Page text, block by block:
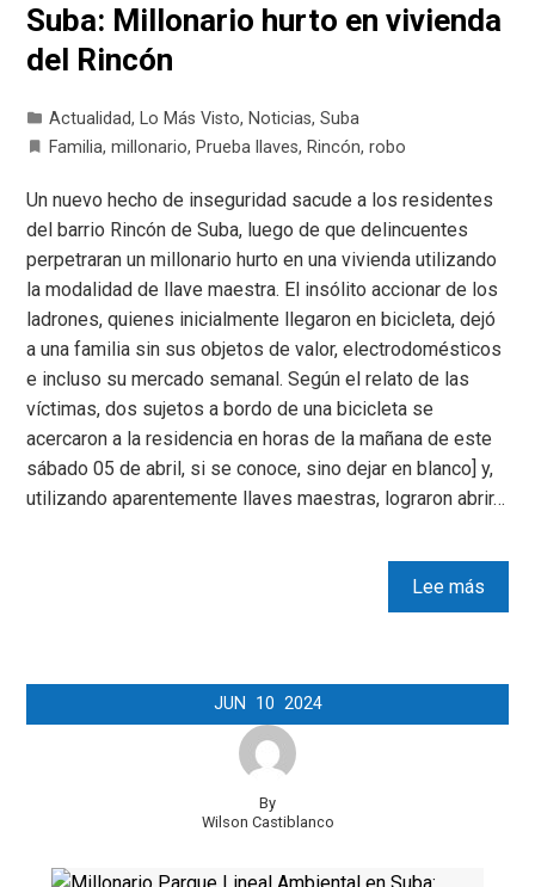
Suba: Millonario hurto en vivienda
del Rincón
Actualidad, Lo Más Visto, Noticias,Suba
Familia,millonario, Prueba llaves, Rincón,robo
Un nuevo hecho de inseguridad sacude a los residentes
del barrio Rincón de Suba, luego de que delincuentes
perpetraran un millonario hurto en una vivienda utilizando
la modalidad de llave maestra. El insólito accionar de los
ladrones, quienes inicialmente llegaron en bicicleta, dejó
a una familia sin sus objetos de valor, electrodomésticos
e incluso su mercado semanal. Según el relato de las
víctimas, dos sujetos a bordo de una bicicleta se
acercaron a la residencia en horas de la mañana de este
sábado 05 de abril, si se conoce, sino dejar en blanco] y,
utilizando aparentemente llaves maestras, lograron abrir…
Lee más
JUN 10 2024
By
Wilson Castiblanco